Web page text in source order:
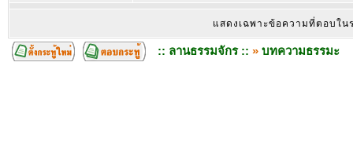
แสดงเฉพาะข้อความที่ตอบใน
:: ลานธรรมจักร :: » บทความธรรมะ